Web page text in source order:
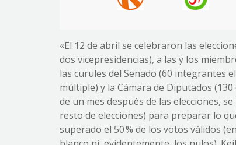
«El 12 de abril se celebraron las
dos vicepresidencias), a las y los
las curules del Senado (60 integrantes
múltiple) y la Cámara de Diputados
de un mes después de las elecciones,
resto de elecciones) para preparar lo
superado el 50 % de los votos válidos